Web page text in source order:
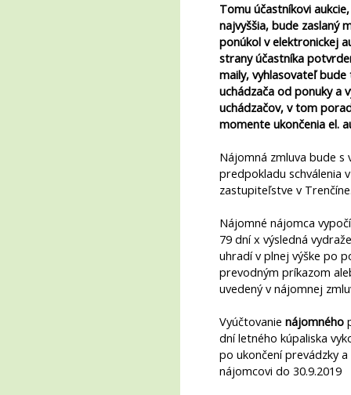
Tomu účastníkovi
najvyššia, bude zaslaný
ponúkol v elektronickej
strany účastníka
maily, vyhlasovateľ
uchádzača od ponuky a
uchádzačov, v tom
momente ukončenia el.
Nájomná zmluva bude s
predpokladu schválenia
zastupiteľstve v
Nájomné nájomca
79 dní x výsledná
uhradí v plnej výške po
prevodným príkazom
uvedený v nájomnej
Vyúčtovanie nájomného
dní letného kúpaliska
po ukončení prevádzky
nájomcovi do 30.9.2019